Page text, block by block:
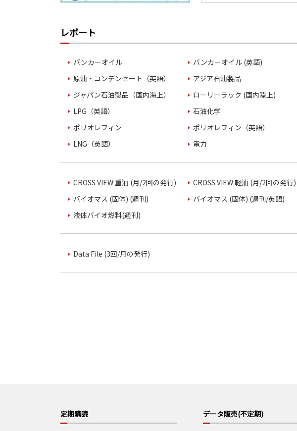
レポート
バンカーオイル バンカーオイル (英語)
原油・コンデンセート（英語）
アジア石油製品
ジャパン石油製品（国内海上）
ローリーラック (国内陸上)
LPG（英語）
石油化学
ポリオレフィン
ポリオレフィン（英語）
LNG（英語）
電力
CROSS VIEW 重油 (月/2回の発行) CROSS VIEW 軽油 (月/2回の発行)
バイオマス (固体) (週刊)
バイオマス (固体) (週刊/英語)
液体バイオ燃料(週刊)
Data File (3回/月の発行)
定期購読 データ販売(不定期)